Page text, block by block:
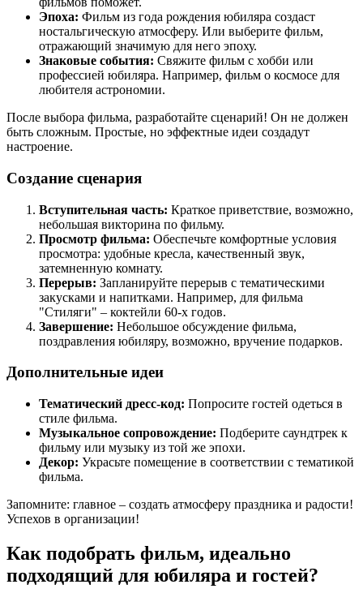
Эпоха: Фильм из года рождения юбиляра создаст
ностальгическую атмосферу. Или выберите фильм,
отражающий значимую для него эпоху.
Знаковые события: Свяжите фильм с хобби или
профессией юбиляра. Например, фильм о космосе для
любителя астрономии.
После выбора фильма, разработайте сценарий! Он не должен
быть сложным. Простые, но эффектные идеи создадут
настроение.
Создание сценария
Вступительная часть: Краткое приветствие, возможно,
небольшая викторина по фильму.
Просмотр фильма: Обеспечьте комфортные условия
просмотра: удобные кресла, качественный звук,
затемненную комнату.
Перерыв: Запланируйте перерыв с тематическими
закусками и напитками. Например, для фильма
"Стиляги" – коктейли 60-х годов.
Завершение: Небольшое обсуждение фильма,
поздравления юбиляру, возможно, вручение подарков.
Дополнительные идеи
Тематический дресс-код: Попросите гостей одеться в
стиле фильма.
Музыкальное сопровождение: Подберите саундтрек к
фильму или музыку из той же эпохи.
Декор: Украсьте помещение в соответствии с тематикой
фильма.
Запомните: главное – создать атмосферу праздника и радости!
Успехов в организации!
Как подобрать фильм, идеально
подходящий для юбиляра и гостей?